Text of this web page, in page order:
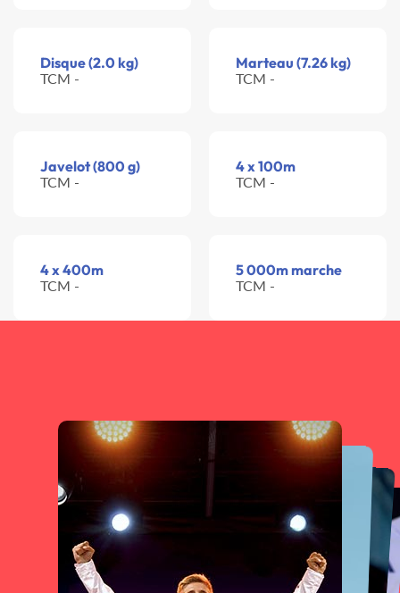
Disque (2.0 kg)
TCM -
Marteau (7.26 kg)
TCM -
Javelot (800 g)
TCM -
4 x 100m
TCM -
4 x 400m
TCM -
5 000m marche
TCM -